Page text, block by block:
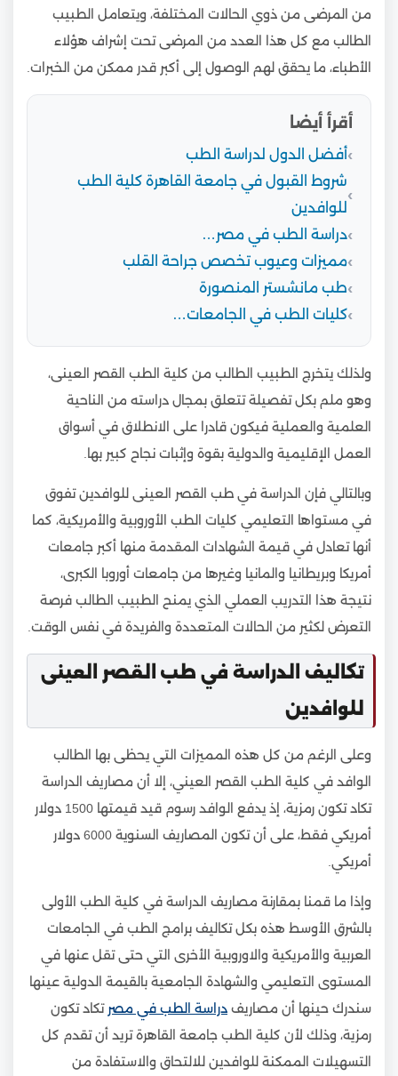
من المرضى من ذوي الحالات المختلفة، ويتعامل الطبيب
الطالب مع كل هذا العدد من المرضى تحت إشراف هؤلاء
الأطباء، ما يحقق لهم الوصول إلى أكبر قدر ممكن من الخبرات.
أقرأ أيضا
أفضل الدول لدراسة الطب
شروط القبول في جامعة القاهرة كلية الطب
للوافدين
دراسة الطب في مصر…
مميزات وعيوب تخصص جراحة القلب
طب مانشستر المنصورة
كليات الطب في الجامعات…
ولذلك يتخرج الطبيب الطالب من كلية الطب القصر العينى،
وهو ملم بكل تفصيلة تتعلق بمجال دراسته من الناحية
العلمية والعملية فيكون قادرا على الانطلاق في أسواق
العمل الإقليمية والدولية بقوة وإثبات نجاح كبير بها.
وبالتالي فإن الدراسة في طب القصر العينى للوافدين تفوق
في مستواها التعليمي كليات الطب الأوروبية والأمريكية، كما
أنها تعادل في قيمة الشهادات المقدمة منها أكبر جامعات
أمريكا وبريطانيا والمانيا وغيرها من جامعات أوروبا الكبرى،
نتيجة هذا التدريب العملي الذي يمنح الطبيب الطالب فرصة
التعرض لكثير من الحالات المتعددة والفريدة في نفس الوقت.
تكاليف الدراسة في طب القصر العينى
للوافدين
وعلى الرغم من كل هذه المميزات التي يحظى بها الطالب
الوافد في كلية الطب القصر العيني، إلا أن مصاريف الدراسة
تكاد تكون رمزية، إذ يدفع الوافد رسوم قيد قيمتها 1500 دولار
أمريكي فقط، على أن تكون المصاريف السنوية 6000 دولار
أمريكي.
وإذا ما قمنا بمقارنة مصاريف الدراسة في كلية الطب الأولى
بالشرق الأوسط هذه بكل تكاليف برامج الطب في الجامعات
العربية والأمريكية والاوروبية الأخرى التي حتى تقل عنها في
المستوى التعليمي والشهادة الجامعية بالقيمة الدولية عينها
سندرك حينها أن مصاريف دراسة الطب في مصر تكاد تكون
رمزية، وذلك لأن كلية الطب جامعة القاهرة تريد أن تقدم كل
التسهيلات الممكنة للوافدين للالتحاق والاستفادة من